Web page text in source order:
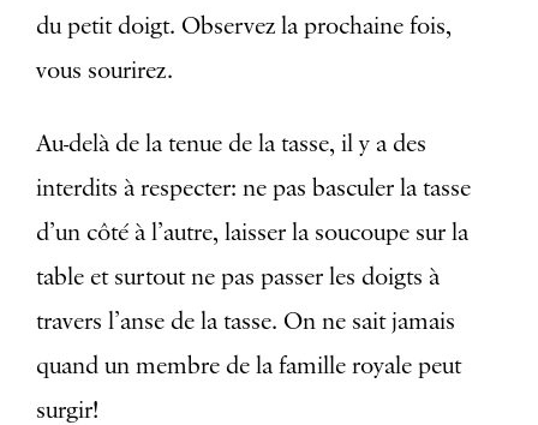
du petit doigt. Observez la prochaine fois,
vous sourirez.
Au-delà de la tenue de la tasse, il y a des
interdits à respecter: ne pas basculer la tasse
d’un côté à l’autre, laisser la soucoupe sur la
table et surtout ne pas passer les doigts à
travers l’anse de la tasse. On ne sait jamais
quand un membre de la famille royale peut
surgir!